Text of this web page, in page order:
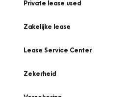
Private lease used
Zakelijke lease
Lease Service Center
Zekerheid